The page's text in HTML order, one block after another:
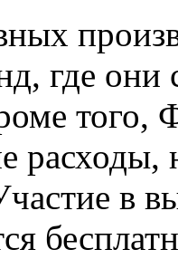
где они
того,
расходы,
в